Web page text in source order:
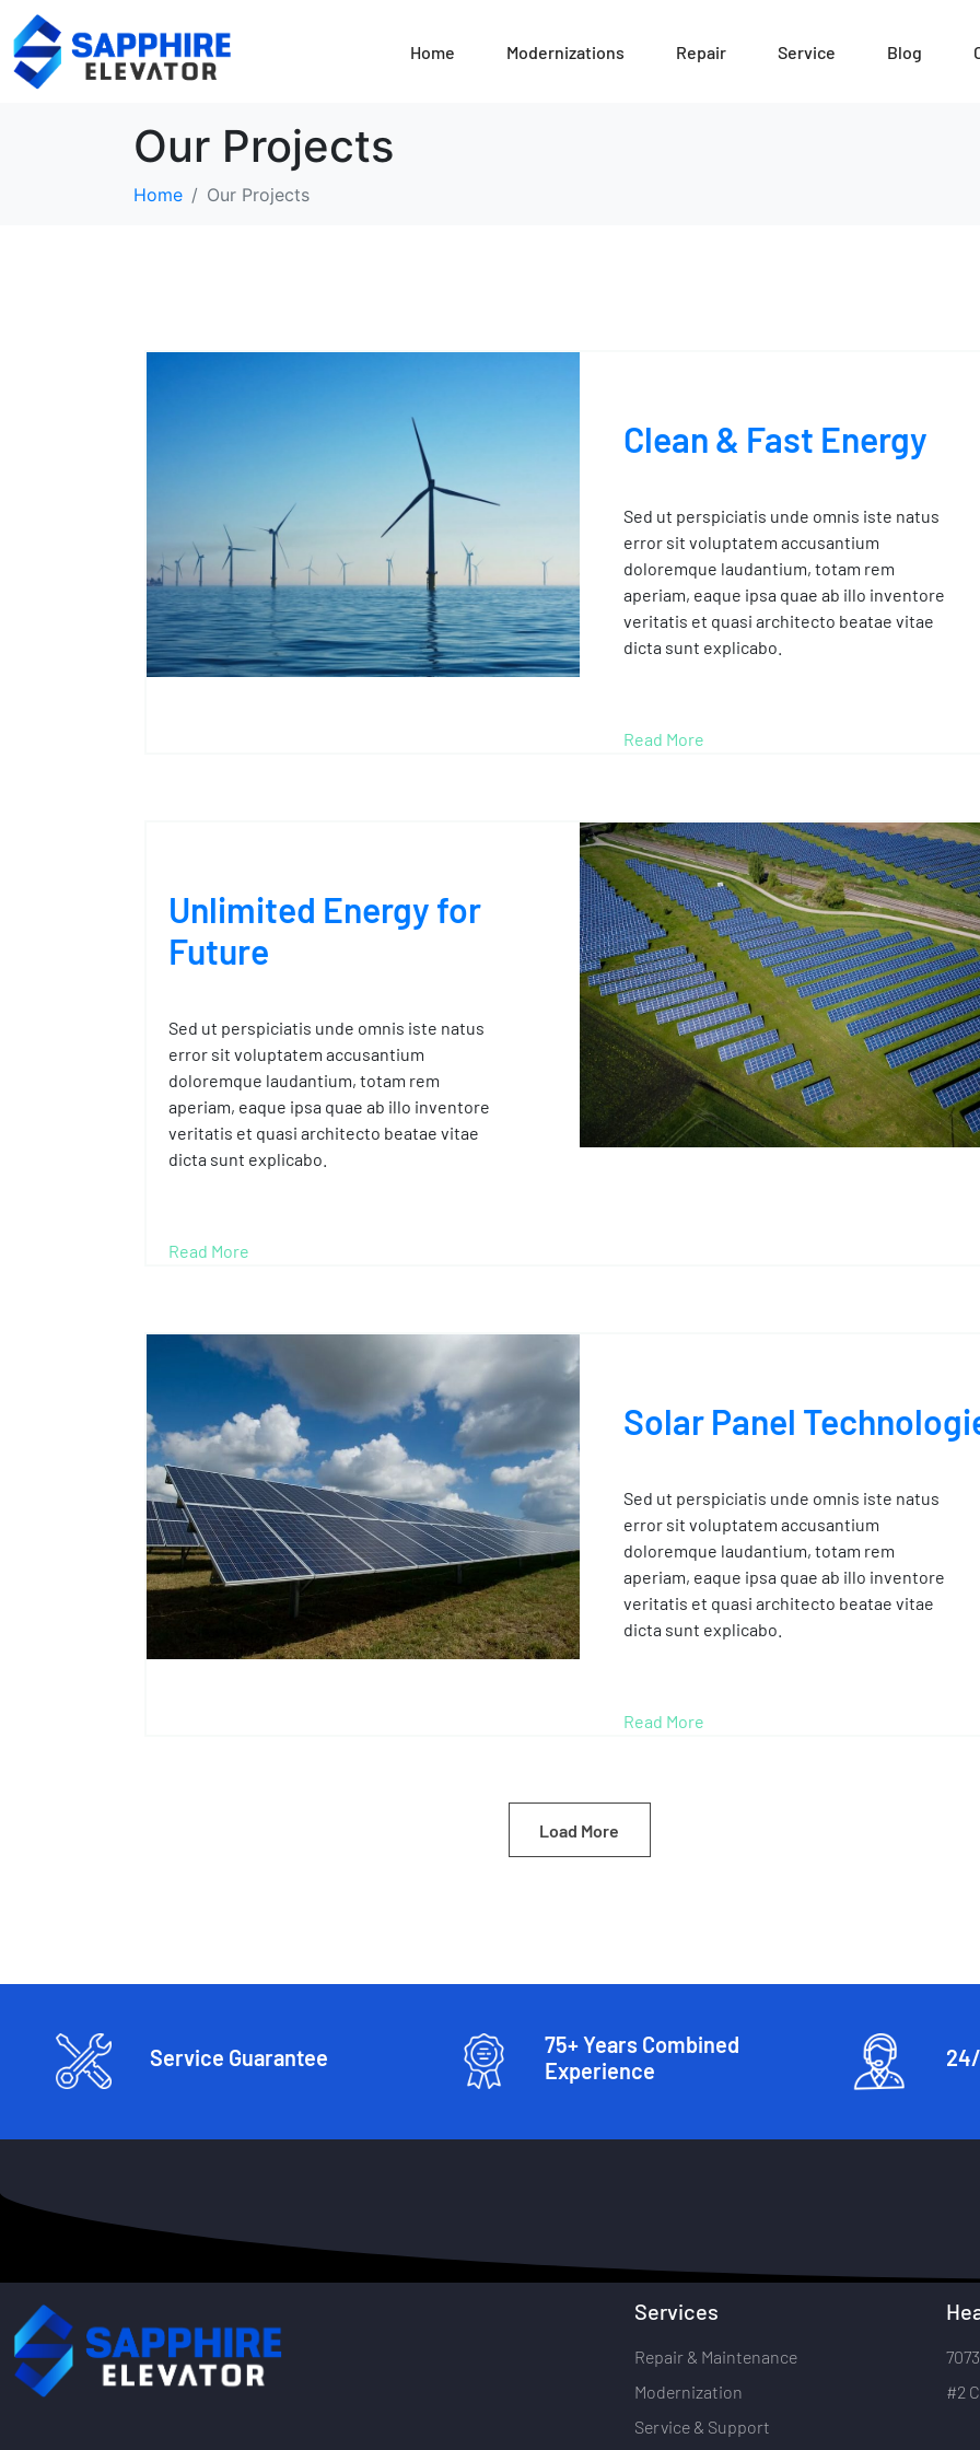
Home Modernizations Repair Service Blog
Our Projects
Home Our Projects
Clean & Fast Energy
Sed ut perspiciatis unde omnis iste natus
error sit voluptatem accusantium
doloremque laudantium, totam rem
aperiam, eaque ipsa quae ab illo inventore
veritatis et quasi architecto beatae vitae
dicta sunt explicabo.
Read More
Unlimited Energy for
Future
Sed ut perspiciatis unde omnis iste natus
error sit voluptatem accusantium
doloremque laudantium, totam rem
aperiam, eaque ipsa quae ab illo inventore
veritatis et quasi architecto beatae vitae
dicta sunt explicabo.
Read More
Solar Panel
Sed ut perspiciatis unde omnis iste natus
error sit voluptatem accusantium
doloremque laudantium, totam rem
aperiam, eaque ipsa quae ab illo inventore
veritatis et quasi architecto beatae vitae
dicta sunt explicabo.
Read More
Load More
Service Guarantee
75+ Years Combined
Experience
Services
Repair & Maintenance
Modernization
Service & Support
#2